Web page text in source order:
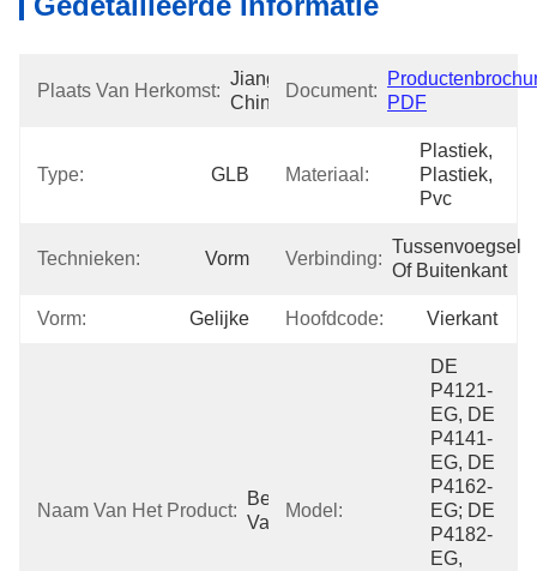
Plaats Van Herkomst:
Jiangsu,
China
Document:
PDF
Type: GLB Materiaal:
Plastiek,
Plastiek,
Pvc
Technieken: Vorm Verbinding:
Tussenvoegsel
Of Buitenkant
Vorm: Gelijke Hoofdcode: Vierkant
Naam Van Het Product:
Beëindigenglb
Van Stutkanaal
Model:
DE
P4121-
EG, DE
P4141-
EG, DE
P4162-
EG; DE
P4182-
EG,